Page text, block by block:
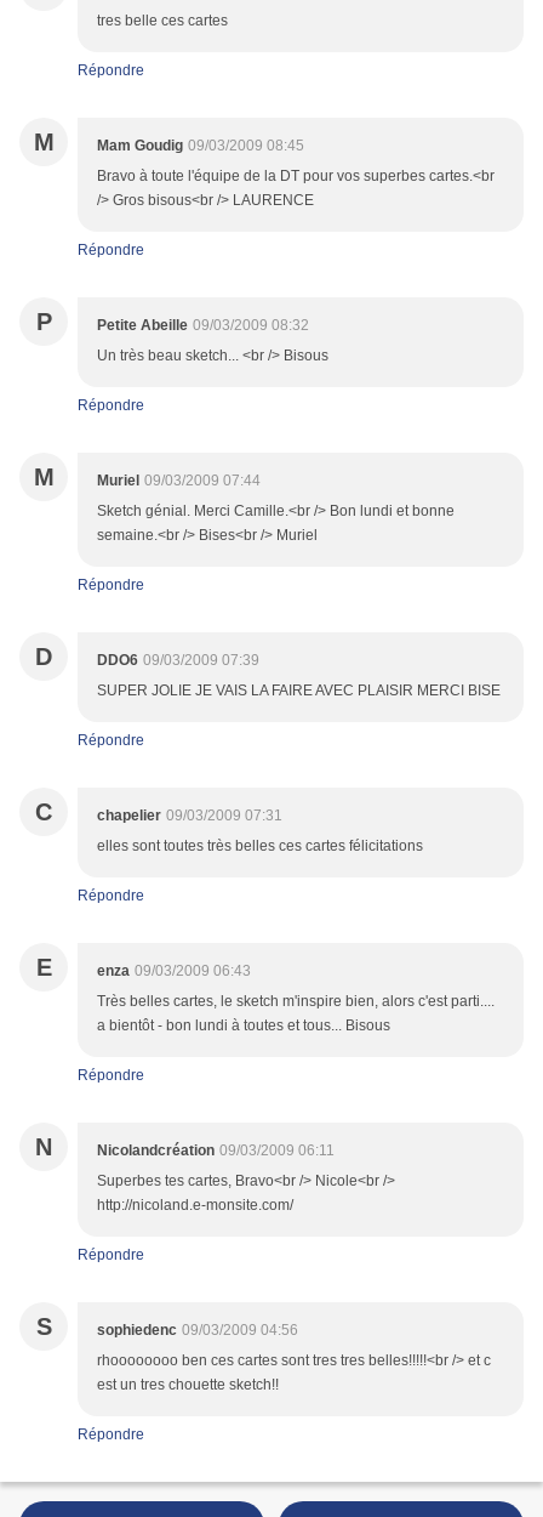
tres belle ces cartes
Répondre
M Mam Goudig 09/03/2009 08:45
Bravo à toute l'équipe de la DT pour vos superbes cartes.<br
/> Gros bisous<br /> LAURENCE
Répondre
P Petite Abeille 09/03/2009 08:32
Un très beau sketch... <br /> Bisous
Répondre
M Muriel 09/03/2009 07:44
Sketch génial. Merci Camille.<br /> Bon lundi et bonne
semaine.<br /> Bises<br /> Muriel
Répondre
D DDO6 09/03/2009 07:39
SUPER JOLIE JE VAIS LA FAIRE AVEC PLAISIR MERCI BISE
Répondre
C chapelier 09/03/2009 07:31
elles sont toutes très belles ces cartes félicitations
Répondre
E enza 09/03/2009 06:43
Très belles cartes, le sketch m'inspire bien, alors c'est parti....
a bientôt - bon lundi à toutes et tous... Bisous
Répondre
N Nicolandcréation 09/03/2009 06:11
Superbes tes cartes, Bravo<br /> Nicole<br />
http://nicoland.e-monsite.com/
Répondre
S sophiedenc 09/03/2009 04:56
rhoooooooo ben ces cartes sont tres tres belles!!!!!<br /> et c
est un tres chouette sketch!!
Répondre